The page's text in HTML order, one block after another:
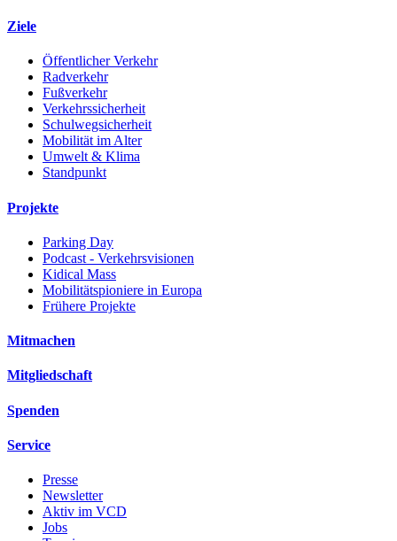
Ziele
Öffentlicher Verkehr
Radverkehr
Fußverkehr
Verkehrssicherheit
Schulwegsicherheit
Mobilität im Alter
Umwelt & Klima
Standpunkt
Projekte
Parking Day
Podcast - Verkehrsvisionen
Kidical Mass
Mobilitätspioniere in Europa
Frühere Projekte
Mitmachen
Mitgliedschaft
Spenden
Service
Presse
Newsletter
Aktiv im VCD
Jobs